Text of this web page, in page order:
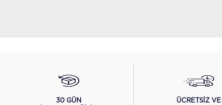
30 GÜN
ÜCRETSİZ VE